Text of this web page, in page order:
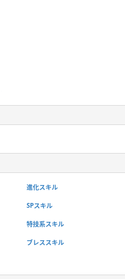
進化スキル
SPスキル
特技系スキル
ブレススキル